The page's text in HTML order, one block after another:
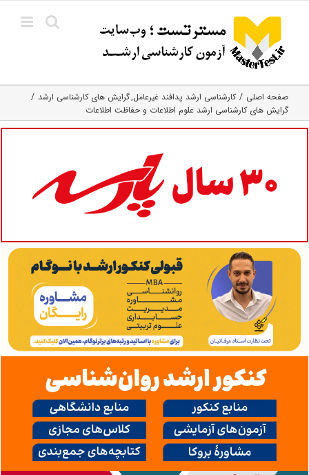
content
صفحه اصلی کارشناسی ارشد پدافند غیرعامل گرایش های کارشناسی ارشد
گرایش های کارشناسی ارشد علوم اطلاعات و حفاظت اطلاعات